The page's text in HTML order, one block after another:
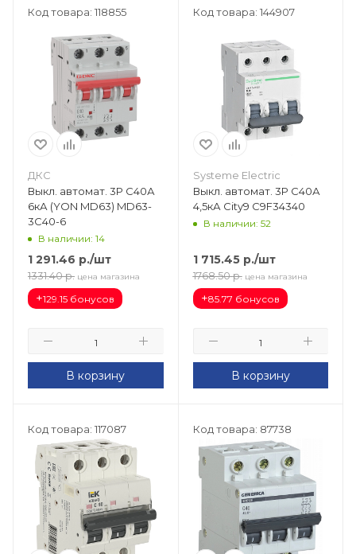
Код товара: 118855
ДКС
Выкл. автомат. 3Р С40А
6кА (YON MD63) MD63-
3C40-6
В наличии: 14
1 291.46 р./шт
1331.40 р. цена магазина
+129.15 бонусов
В корзину
Код товара: 144907
Systeme Electric
Выкл. автомат. 3Р С40А
4,5кА Сity9 C9F34340
В наличии: 52
1 715.45р./шт
1768.50 р. цена магазина
+85.77 бонусов
В корзину
Код товара: 117087 Код товара: 87738